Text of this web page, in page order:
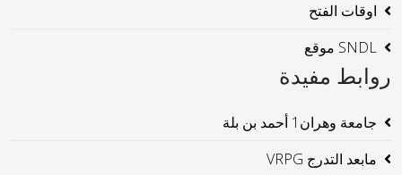
اوقات الفتح
SNDL موقع
روابط مفيدة
جامعة وهران1 أحمد بن بلة
مابعد التدرج VRPG